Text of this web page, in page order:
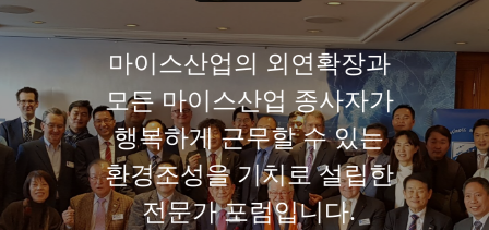
마이스산업의 외연확장과
모든 마이스산업 종사자가
행복하게 근무할 수 있는
환경조성을 기치로 설립한
전문가 포럼입니다.